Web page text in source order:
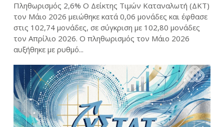
Πληθωρισμός 2,6% Ο Δείκτης Τιμών Καταναλωτή (ΔΚΤ)
τον Μάιο 2026 μειώθηκε κατά 0,06 μονάδες και έφθασε
στις 102,74 μονάδες, σε σύγκριση με 102,80 μονάδες
τον Απρίλιο 2026. Ο πληθωρισμός τον Μάιο 2026
αυξήθηκε με ρυθμό...